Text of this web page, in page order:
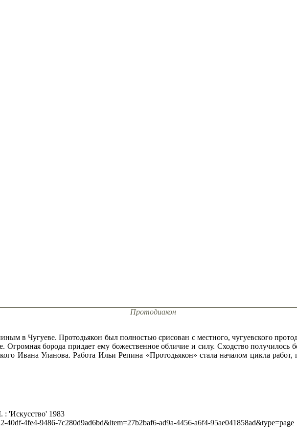
Протодиакон
в Чугуеве. Протодьякон был полностью срисован с местного, чугуевского
Огромная борода придает ему божественное обличие и силу. Сходство
Ивана Уланова. Работа Ильи Репина «Протодьякон» стала началом цикла
'Искусство' 1983
40df-4fe4-9486-7c280d9ad6bd&item=27b2baf6-ad9a-4456-a6f4-95ae041858ad&type=page